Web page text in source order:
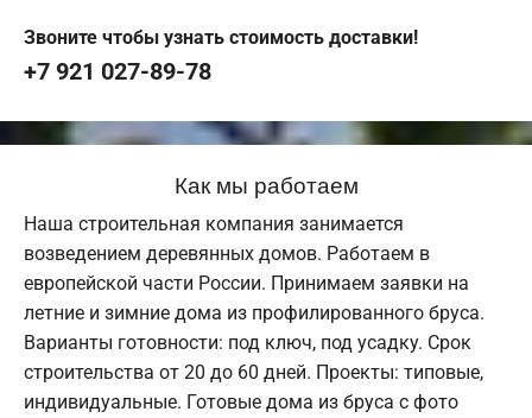
Звоните чтобы узнать стоимость доставки!
+7 921 027-89-78
Как мы работаем
Наша строительная компания занимается
возведением деревянных домов. Работаем в
европейской части России. Принимаем заявки на
летние и зимние дома из профилированного бруса.
Варианты готовности: под ключ, под усадку. Срок
строительства от 20 до 60 дней. Проекты: типовые,
индивидуальные. Готовые дома из бруса с фото